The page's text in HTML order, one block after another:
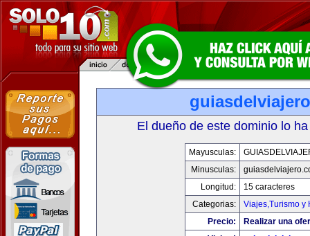
El dueño de este dominio lo
Mayusculas:
Minusculas:
Longitud:
15 caracteres
Categorias:
Viajes,Turismo y
Precio:
Realizar una